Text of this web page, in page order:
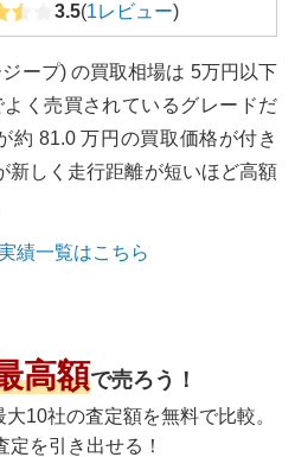
3.5(1レビュー)
ープ) の買取相場は 5万円以下
く売買されているグレードだ
約 81.0 万円の買取価格が付き
新しく走行距離が短いほど高額
績一覧はこちら
高額で売ろう！
10社の査定額を無料で比較。
定を引き出せる！